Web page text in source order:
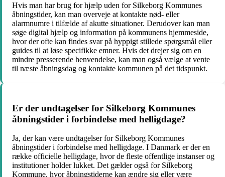
Hvis man har brug for hjælp uden for Silkeborg Kommunes
åbningstider, kan man overveje at kontakte nød- eller
alarmnumre i tilfælde af akutte situationer. Derudover kan man
søge digital hjælp og information på kommunens hjemmeside,
hvor der ofte kan findes svar på hyppigt stillede spørgsmål eller
guides til at løse specifikke emner. Hvis det drejer sig om en
mindre presserende henvendelse, kan man også vælge at vente
til næste åbningsdag og kontakte kommunen på det tidspunkt.
Er der undtagelser for Silkeborg Kommunes
åbningstider i forbindelse med helligdage?
Ja, der kan være undtagelser for Silkeborg Kommunes
åbningstider i forbindelse med helligdage. I Danmark er der en
række officielle helligdage, hvor de fleste offentlige instanser og
institutioner holder lukket. Det gælder også for Silkeborg
Kommune, hvor åbningstiderne kan ændre sig eller være